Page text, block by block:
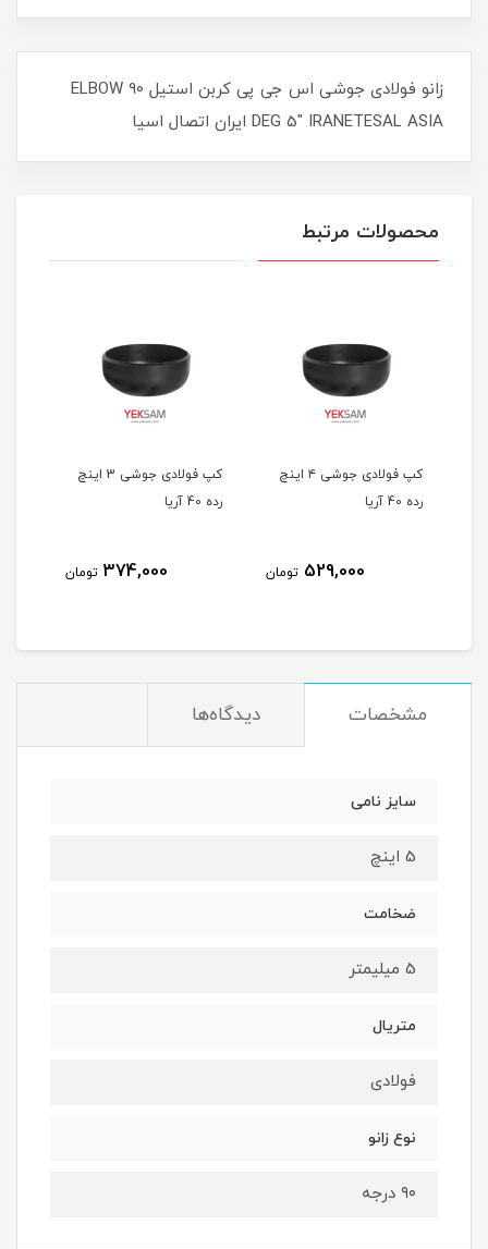
زانو فولادی جوشی اس جی پی کربن استیل ELBOW 90
DEG 5" IRANETESAL ASIA ایران اتصال اسیا
محصولات مرتبط
کپ فولادی جوشی ۴ اینچ
رده 40 آریا
529,000 تومان
کپ فولادی جوشی 3 اینچ
رده 40 آریا
374,000 تومان
مشخصات دیدگاه‌ها
سایز نامی
5 اینچ
ضخامت
5 میلیمتر
متریال
فولادی
نوع زانو
۹۰ درجه